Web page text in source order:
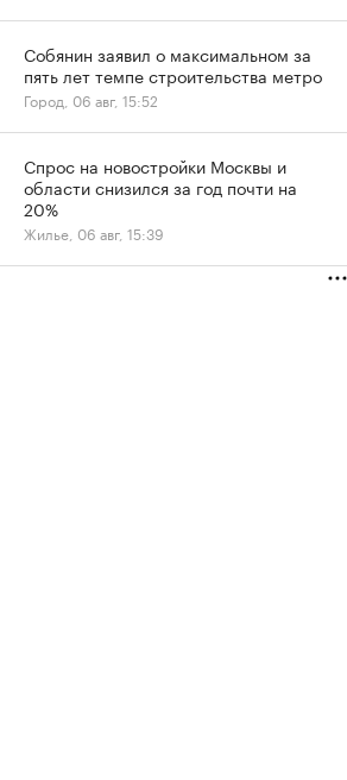
Собянин заявил о максимальном за
пять лет темпе строительства метро
Город, 06 авг, 15:52
Спрос на новостройки Москвы и
области снизился за год почти на
20%
Жилье, 06 авг, 15:39